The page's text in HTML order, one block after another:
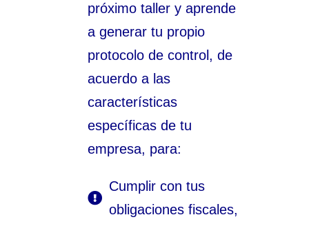
próximo taller y aprende
a generar tu propio
protocolo de control, de
acuerdo a las
características
específicas de tu
empresa, para:
Cumplir con tus
obligaciones fiscales,